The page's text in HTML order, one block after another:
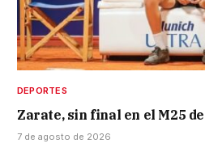
DEPORTES
Zarate, sin final en el M25
7 de agosto de 2026